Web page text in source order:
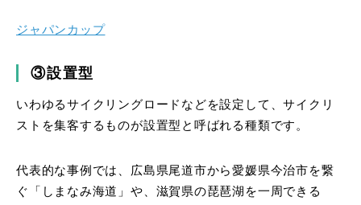
ジャパンカップ
③設置型
いわゆるサイクリングロードなどを設定して、サイクリ
ストを集客するものが設置型と呼ばれる種類です。
代表的な事例では、広島県尾道市から愛媛県今治市を繋
ぐ「しまなみ海道」や、滋賀県の琵琶湖を一周できる